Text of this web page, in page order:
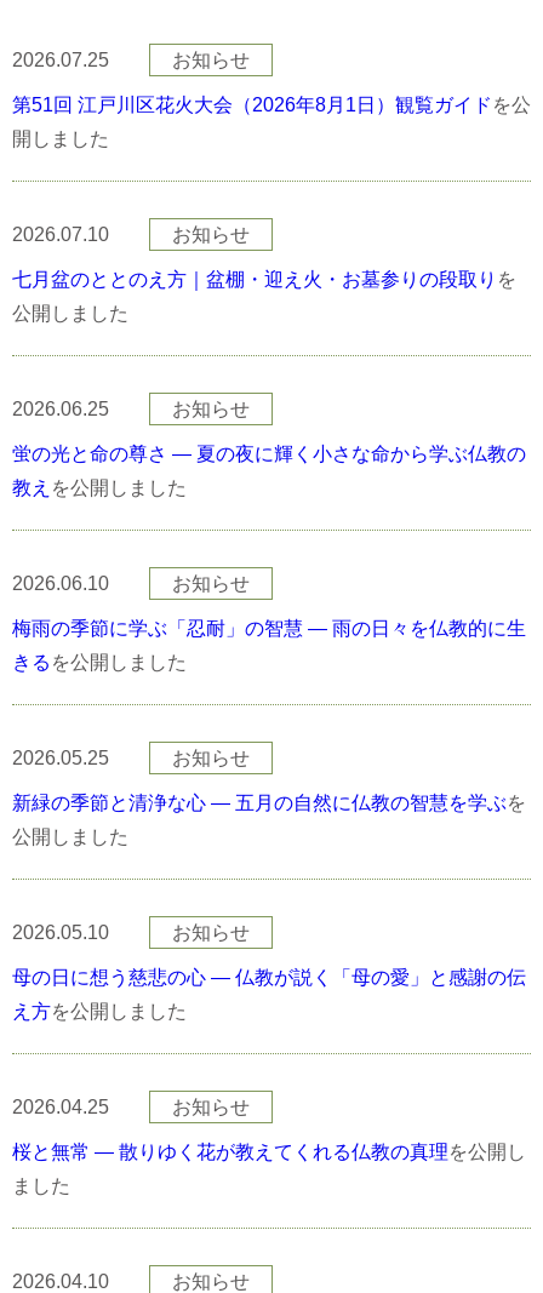
2026.07.25 お知らせ
第51回 江戸川区花火大会（2026年8月1日）観覧ガイド を公
開しました
2026.07.10 お知らせ
七月盆のととのえ方｜盆棚・迎え火・お墓参りの段取り を
公開しました
2026.06.25 お知らせ
蛍の光と命の尊さ — 夏の夜に輝く小さな命から学ぶ仏教の
教え を公開しました
2026.06.10 お知らせ
梅雨の季節に学ぶ「忍耐」の智慧 — 雨の日々を仏教的に生
きる を公開しました
2026.05.25 お知らせ
新緑の季節と清浄な心 — 五月の自然に仏教の智慧を学ぶを
公開しました
2026.05.10 お知らせ
母の日に想う慈悲の心 — 仏教が説く「母の愛」と感謝の伝
え方を公開しました
2026.04.25 お知らせ
桜と無常 — 散りゆく花が教えてくれる仏教の真理を公開し
ました
2026.04.10 お知らせ